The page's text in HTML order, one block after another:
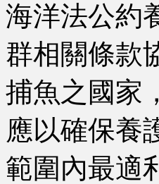
海洋法公約
群相關條款
捕魚之國家
應以確保養
範圍內最適